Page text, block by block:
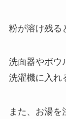
粉が溶け残る
洗面器やボウ
洗濯機に入れ
また、お湯を